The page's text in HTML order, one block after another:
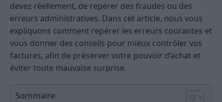
devez réellement, de repérer des fraudes ou des
erreurs administratives. Dans cet article, nous vous
expliquons comment repérer les erreurs courantes et
vous donner des conseils pour mieux contrôler vos
factures, afin de préserver votre pouvoir d’achat et
éviter toute mauvaise surprise.
Sommaire